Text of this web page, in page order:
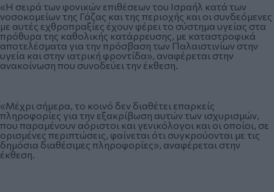
«Η σειρά των φονικών επιθέσεων του Ισραήλ κατά των
νοσοκομείων της Γάζας και της περιοχής και οι συνδεόμενες
με αυτές εχθροπραξίες έχουν φέρει το σύστημα υγείας στα
πρόθυρα της καθολικής κατάρρευσης, με καταστροφικά
αποτελέσματα για την πρόσβαση των Παλαιστινίων στην
υγεία και στην ιατρική φροντίδα», αναφέρεται στην
ανακοίνωση που συνοδεύει την έκθεση.
«Μέχρι σήμερα, το κοινό δεν διαθέτει επαρκείς
πληροφορίες για την εξακρίβωση αυτών των ισχυρισμών,
που παραμένουν αόριστοι και γενικόλογοι και οι οποίοι, σε
ορισμένες περιπτώσεις, φαίνεται ότι συγκρούονται με τις
δημόσια διαθέσιμες πληροφορίες», αναφέρεται στην
έκθεση.